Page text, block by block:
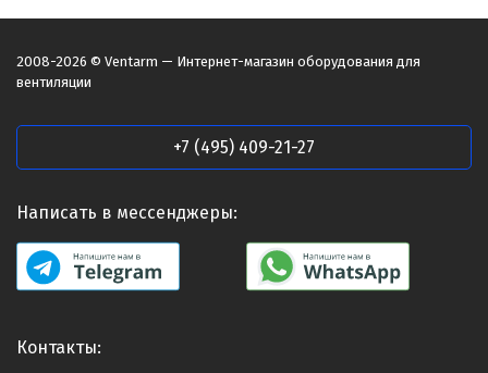
2008-2026 © Ventarm — Интернет-магазин оборудования для
вентиляции
+7 (495) 409-21-27
Написать в мессенджеры:
Контакты: